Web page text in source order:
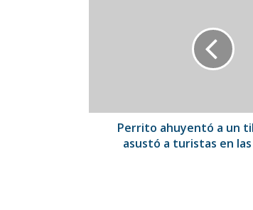
turistas
Perrito ahuyentó a un
asustó a turistas en las